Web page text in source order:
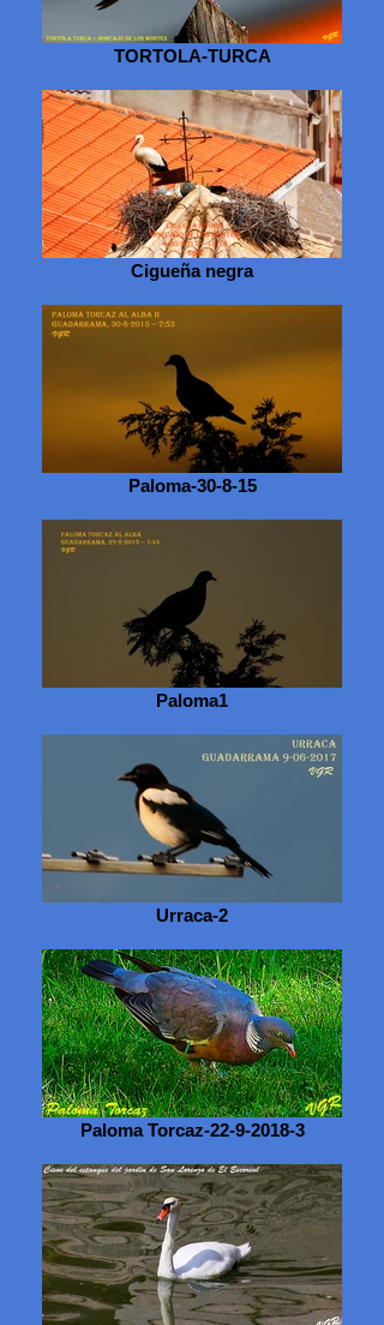
TORTOLA-TURCA
Cigueña negra
Paloma-30-8-15
Paloma1
Urraca-2
Paloma Torcaz-22-9-2018-3